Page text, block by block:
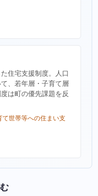
住宅支援制度。人口
、若年層・子育て層
は町の優先課題を反
世帯等への住まい支